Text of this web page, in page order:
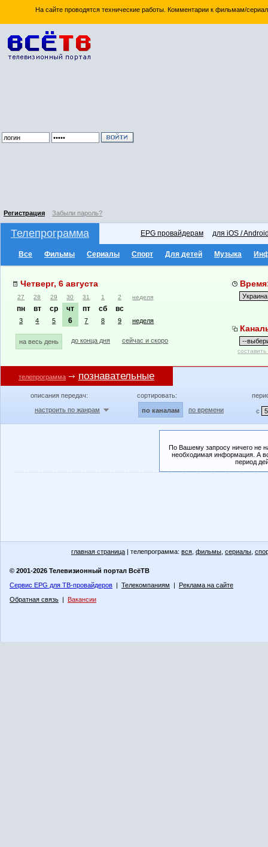
На сайте проводятся технические работы. Комментарии к фильмам/
Регистрация Забыли пароль?
Телепрограмма EPG провайдерам для iOS /
Все Фильмы Сериалы Спорт Для детей Музыка
Четверг, 6 августа
27 28 29 30 31 1 2 неделя
пн вт ср чт пт сб вс
3 4 5 6 7 8 9 неделя
на весь день до конца дня сейчас и скоро
телепрограмма познавательные
описания передач:
настроить по жанрам
сортировать:
по каналам по времени с
По Вашему запросу ничего не
необходимая информация. А
период
главная страница | телепрограмма: вся фильмы сериалы
© 2001-2026 Телевизионный портал ВсёТВ
Сервис EPG для ТВ-провайдеров | Телекомпаниям | Реклама на сайте
Обратная связь | Вакансии